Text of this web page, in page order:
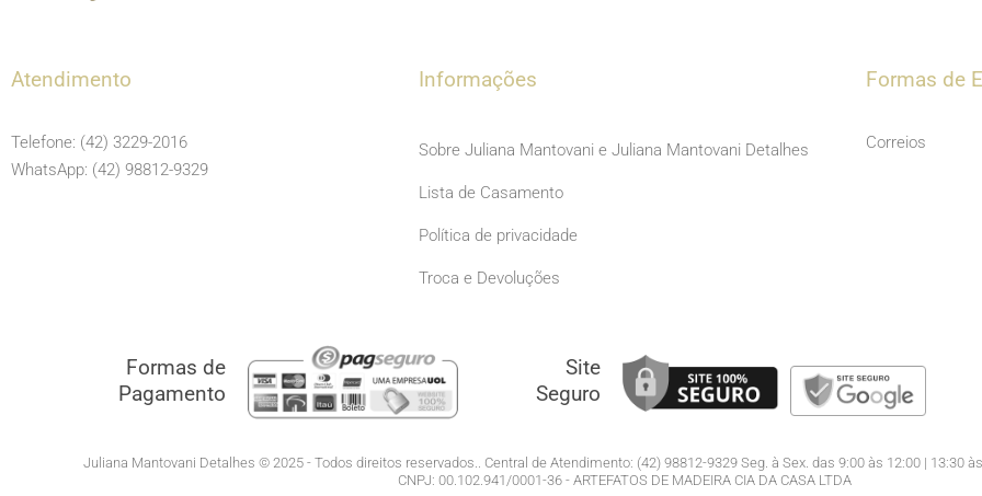
b
o
a
r
Atendimento
Telefone: (42) 3229-2016
WhatsApp: (42) 98812-9329
Informações
Sobre Juliana Mantovani e Juliana Mantovani Detalhes
Lista de Casamento
Política de privacidade
Troca e Devoluções
Formas de
Correios
Formas de
Pagamento
Site
Seguro
Juliana Mantovani Detalhes © 2025 - Todos direitos reservados.. Central de Atendimento: (42) 98812-9329 Seg. à Sex. das 9:00 às 12:00 | 13:30
CNPJ: 00.102.941/0001-36 - ARTEFATOS DE MADEIRA CIA DA CASA LTDA